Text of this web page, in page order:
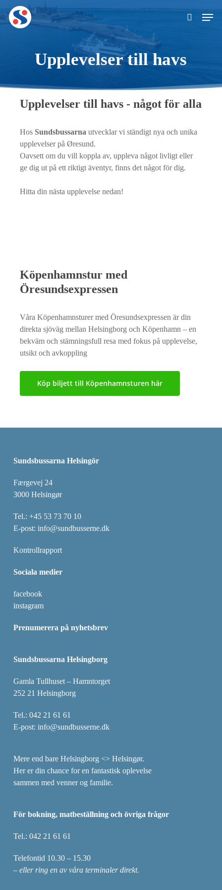
to
main
search
Menu
Upplevelser till havs
Upplevelser till havs - något för alla
Hos Sundsbussarna utvecklar vi ständigt nya och unika
upplevelser på Øresund.
Oavsett om du vill koppla av, uppleva något livligt eller
ge dig ut på ett riktigt äventyr, finns det något för dig.
Hitta din nästa upplevelse nedan!
Köpenhamnstur med
Öresundsexpressen
Våra Köpenhamnsturer med Öresundsexpressen är din
direkta sjöväg mellan Helsingborg och Köpenhamn – en
bekväm och stämningsfull resa med fokus på upplevelse,
utsikt och avkoppling
Köp biljett till Köpenhamnsturen här
Sundsbussarna Helsingör
Færgevej 24
3000 Helsingør
Tel.: +45 53 73 70 10
E-post: info@sundbusserne.dk
Kontrollrapport
Sociala medier
facebook
instagram
Prenumerera på nyhetsbrev
Sundsbussarna Helsingborg
Gamla Tullhuset – Hamntorget
252 21 Helsingborg
Tel.: 042 21 61 61
E-post: info@sundbusserne.dk
Mere end bare Helsingborg <> Helsingør.
Her er din chance for en fantastisk oplevelse
sammen med venner og familie.
För bokning, matbeställning och övriga frågor
Tel.: 042 21 61 61
Telefontid 10.30 – 15.30​
– eller ring en av våra terminaler direkt.